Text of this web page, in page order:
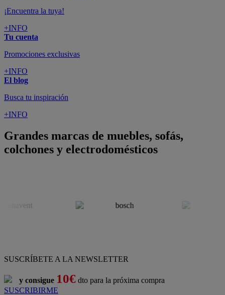
¡Encuentra la tuya!
+INFO
Tu cuenta
Promociones exclusivas
+INFO
El blog
Busca tu inspiración
+INFO
Grandes marcas de muebles, sofás,
colchones y electrodomésticos
SUSCRÍBETE A LA NEWSLETTER
y consigue 10€ dto para la próxima compra
SUSCRIBIRME